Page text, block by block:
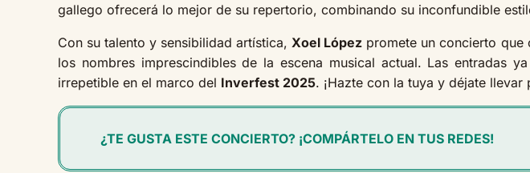
gallego ofrecerá lo mejor de su repertorio, combinando su inconfundible
Con su talento y sensibilidad artística, Xoel López promete un concierto
los nombres imprescindibles de la escena musical actual. Las entradas
irrepetible en el marco del Inverfest 2025. ¡Hazte con la tuya y déjate
¿TE GUSTA ESTE CONCIERTO? ¡COMPÁRTELO EN TUS REDES!